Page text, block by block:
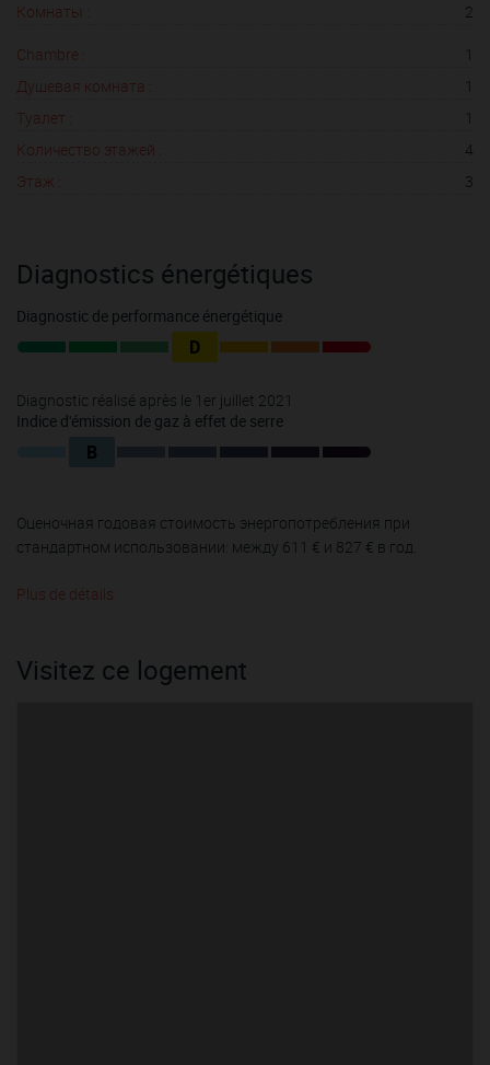
Комнаты :
2
Chambre :
1
Душевая комната :
1
Туалет :
1
Количество этажей :
4
Этаж :
3
Diagnostics énergétiques
Diagnostic de performance énergétique
D
Diagnostic réalisé après le 1er juillet 2021
Indice d'émission de gaz à effet de serre
B
Оценочная годовая стоимость энергопотребления при
стандартном использовании: между 611 € и 827 € в год.
Plus de détails
Visitez ce logement